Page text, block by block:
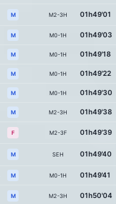
M M2-3H 01h49'01
M M0-1H 01h49'03
M M0-1H 01h49'18
M M0-1H 01h49'22
M M0-1H 01h49'30
M M2-3H 01h49'38
F M2-3F 01h49'39
M SEH 01h49'40
M M0-1H 01h49'41
M M2-3H 01h50'04